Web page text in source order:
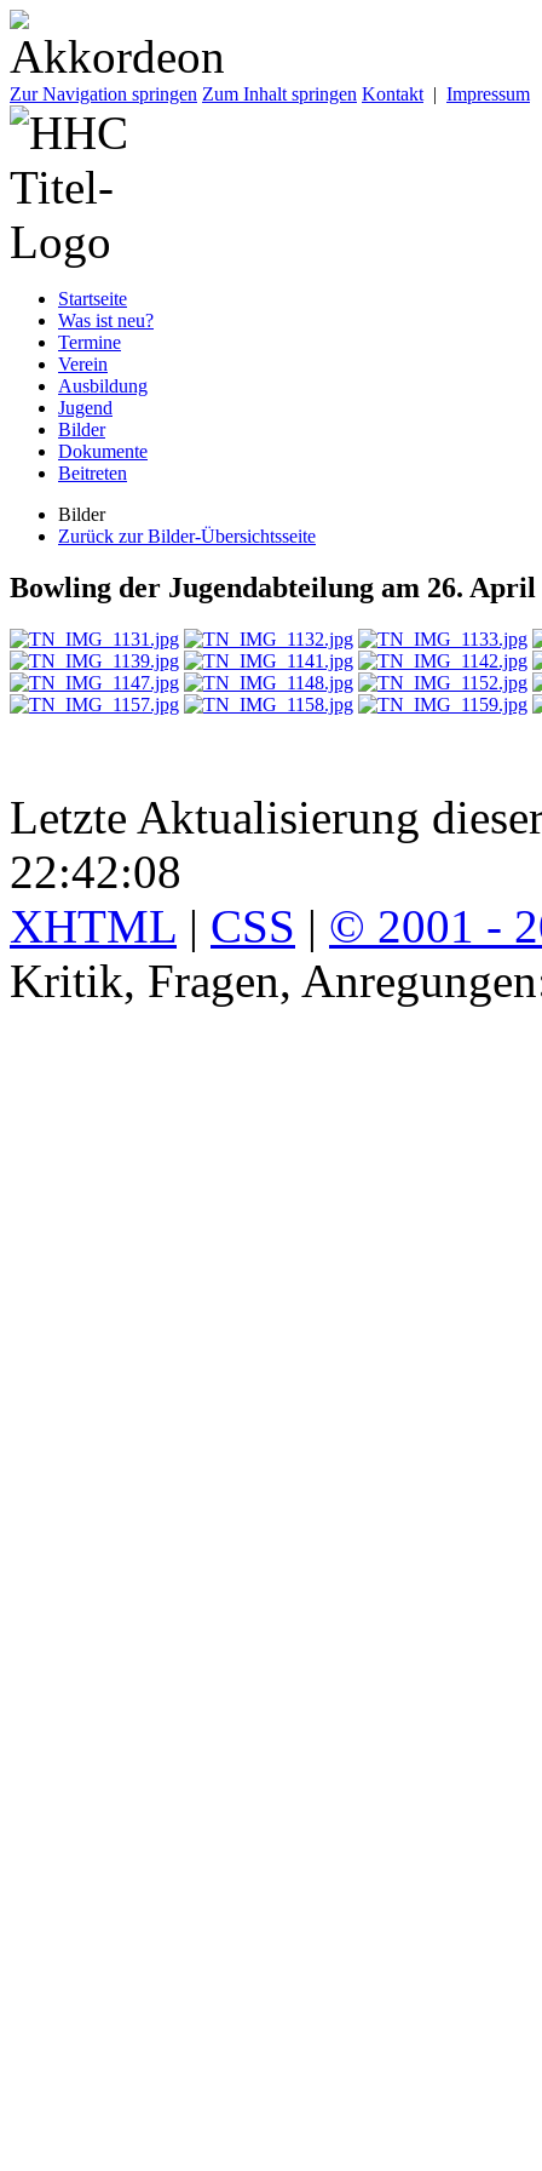
Zur Navigation springen Zum Inhalt springen Kontakt | Impressum
Startseite
Was ist neu?
Termine
Verein
Ausbildung
Jugend
Bilder
Dokumente
Beitreten
Bilder
Zurück zur Bilder-Übersichtsseite
Bowling der Jugendabteilung am 26. April
Letzte Aktualisierung
22:42:08
XHTML | CSS | © 2001 -
Kritik, Fragen,